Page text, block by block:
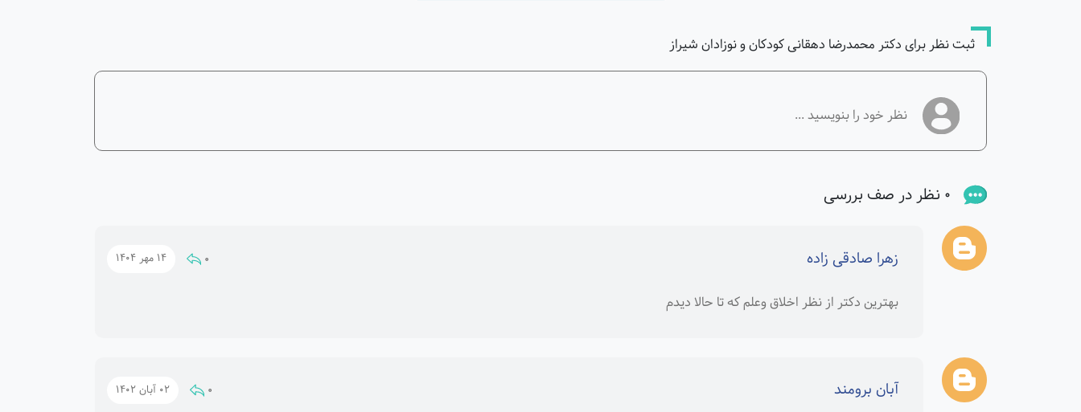
ثبت نظر برای دکتر محمدرضا دهقانی کودکان و نوزادان شیراز
0 نظر در صف بررسی
زهرا صادقی زاده 0 14 مهر 1404
بهترین دکتر از نظر اخلاق وعلم که تا حالا دیدم
آبان برومند 0 02 آبان 1402